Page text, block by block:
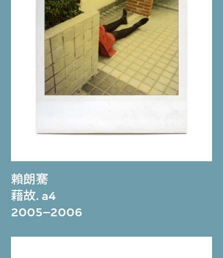
賴朗騫
藉故. a4
2005–2006